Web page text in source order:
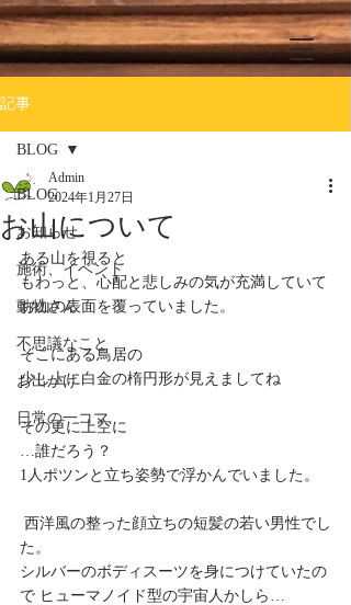
記事
BLOG
お知らせ
施術、イベント
動物さん
不思議なこと
お出かけ
日常の一コマ
BLOG
お山について
Admin
2024年1月27日
ある山を視ると
もわっと、心配と悲しみの気が充満していて
お山の表面を覆っていました。
そこにある鳥居の
少し上に白金の楕円形が見えましてね
その更に上空に
…誰だろう？
1人ポツンと立ち姿勢で浮かんでいました。
た。
シルバーのボディスーツを身につけていたの
で ヒューマノイド型の宇宙人かしら…